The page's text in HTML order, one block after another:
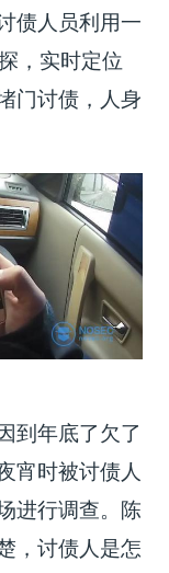
债人员利用一
，实时定位
门讨债，人身
到年底了欠了
宵时被讨债人
进行调查。陈
，讨债人是怎